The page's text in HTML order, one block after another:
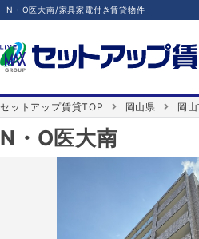
N・O医大南/家具家電付き賃貸物件
セットアップ賃貸TOP 岡山県 岡
N・O医大南